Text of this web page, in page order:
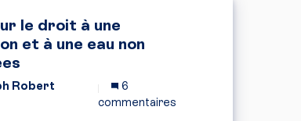
le droit à une
et à une eau non
Robert
6
commentaires